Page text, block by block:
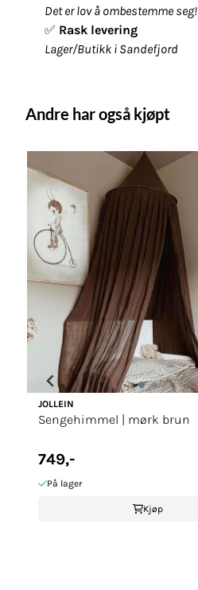
Det er lov å ombestemme seg!
✅ Rask levering
Lager/Butikk i Sandefjord
Andre har også kjøpt
JOLLEIN
Sengehimmel | mørk brun
749,-
På lager
Kjøp